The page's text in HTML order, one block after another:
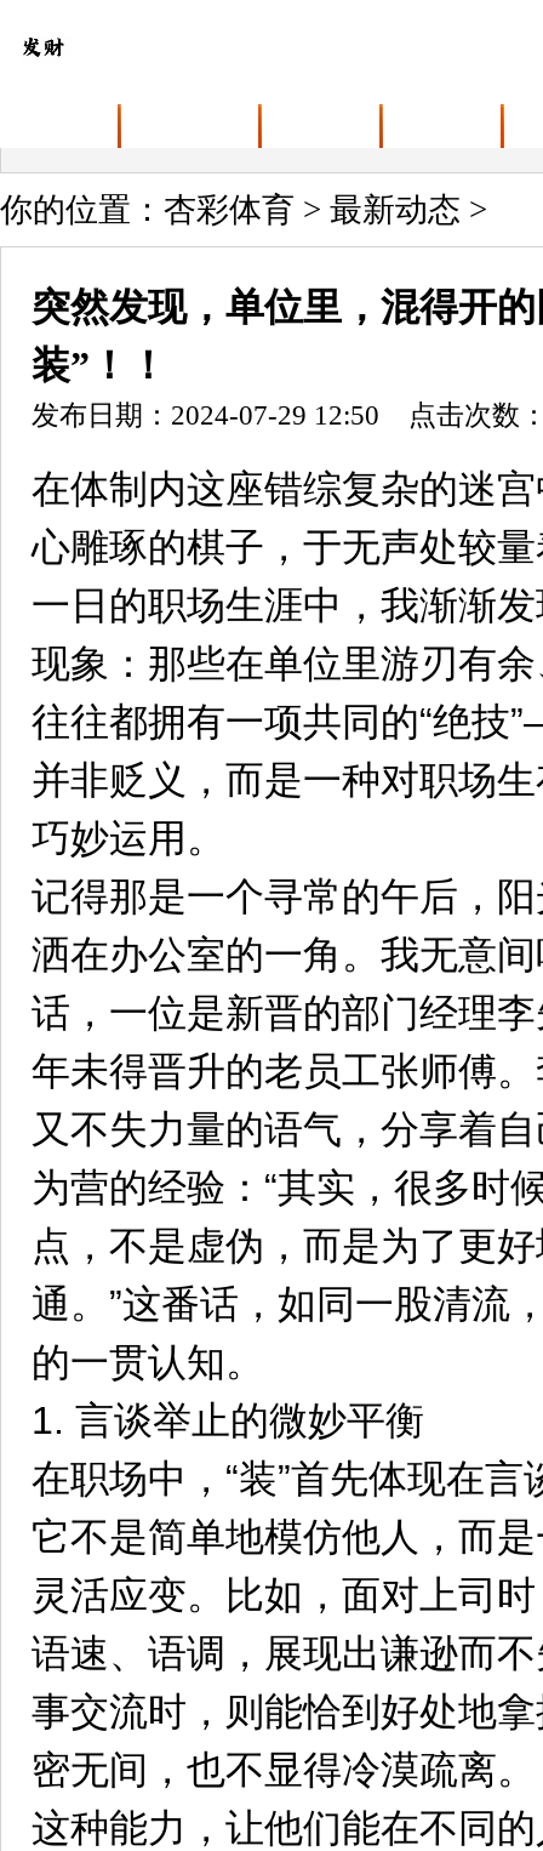
你的位置： 杏彩体育 > 最新动态 >
突然发现，单位里，混得开
装”！！
发布日期：2024-07-29 12:50 点击次数
在体制内这座错综复杂的迷
心雕琢的棋子，于无声处较
一日的职场生涯中，我渐渐
现象：那些在单位里游刃有
往往都拥有一项共同的“绝技
并非贬义，而是一种对职场
巧妙运用。
记得那是一个寻常的午后，
洒在办公室的一角。我无意
话，一位是新晋的部门经理
年未得晋升的老员工张师傅
又不失力量的语气，分享着
为营的经验：“其实，很多时
点，不是虚伪，而是为了更
通。”这番话，如同一股清流
的一贯认知。
1. 言谈举止的微妙平衡
在职场中，“装”首先体现在言
它不是简单地模仿他人，而
灵活应变。比如，面对上司
语速、语调，展现出谦逊而
事交流时，则能恰到好处地
密无间，也不显得冷漠疏离。
这种能力，让他们能在不同